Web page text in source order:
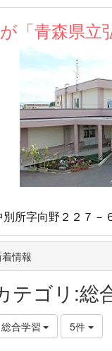
「青森県立
所字向野２２７
着情報
テゴリ:総
総合学習 5件